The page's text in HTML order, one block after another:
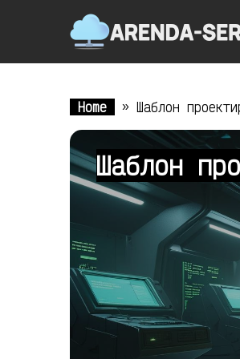
Home » Шаблон
Шаблон